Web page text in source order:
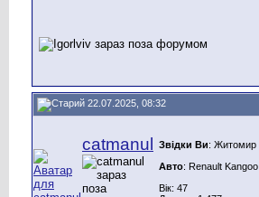
22.07.2025, 08:32
catmanul Звідки Ви: Житомир
Авто: Renault Kangoo
Вік: 47